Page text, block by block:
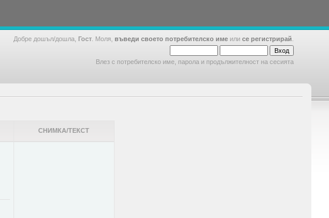
Добре дошъл/дошла, Гост . Моля, въведи своето потребителско име или се регистрирай
Влез с потребителско име, парола и продължителност на сесията
СНИМКА/ТЕКСТ